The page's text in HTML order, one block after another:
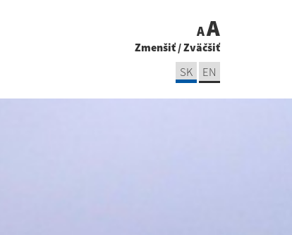
AA
Zmenšiť/Zväčšiť
SK EN